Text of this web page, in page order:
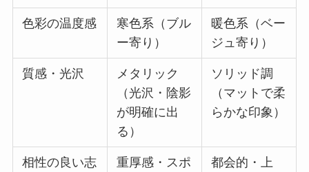
色彩の温度感
寒色系（ブル
ー寄り）
暖色系（ベー
ジュ寄り）
質感・光沢
メタリック
（光沢・陰影
が明確に出
る）
ソリッド調
（マットで柔
らかな印象）
相性の良い志
重厚感・スポ
都会的・上